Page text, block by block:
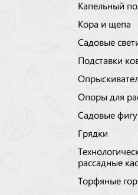
Капельный
Кора и щепа
Садовые
Подставки
Опоры для
Садовые
Грядки
рассадные
Торфяные